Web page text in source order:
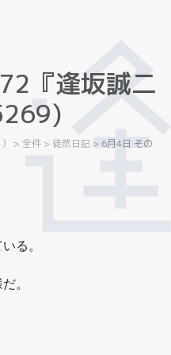
72 『逢坂誠二
269)
> 全件 > 徒然日記 > 6月4日 その
る。
。